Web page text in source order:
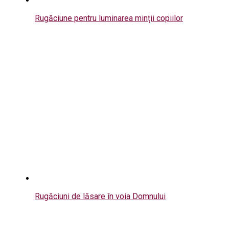
Rugăciune pentru luminarea minții copiilor
Rugăciuni de lăsare în voia Domnului